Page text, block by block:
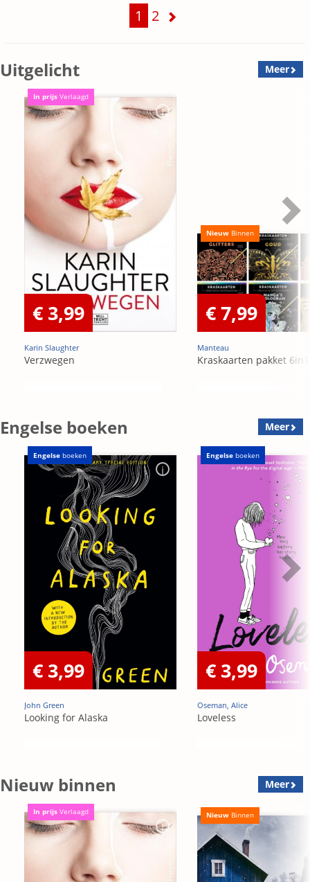
1 2
Uitgelicht Meer
In prijs Verlaagd
€ 3,99
Karin Slaughter
Verzwegen
Nieuw Binnen
€ 7,99
Manteau
Kraskaarten pakket 6in1
Engelse boeken Meer
Engelse boeken
€ 3,99
John Green
Looking for Alaska
Engelse boeken
€ 3,99
Oseman, Alice
Loveless
Nieuw binnen Meer
In prijs Verlaagd Nieuw Binnen